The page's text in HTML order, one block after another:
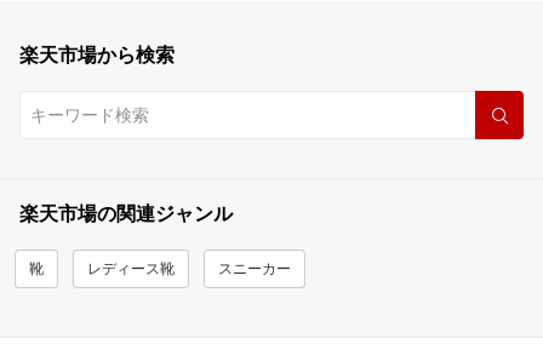
楽天市場から検索
楽天市場の関連ジャンル
靴 レディース靴 スニーカー